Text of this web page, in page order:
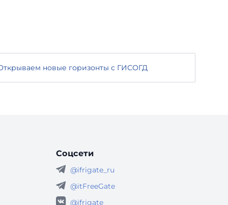
новые горизонты с ГИСОГД
Соцсети
@ifrigate_ru
@itFreeGate
@ifrigate